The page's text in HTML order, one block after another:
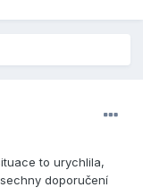
to urychlila,
doporučení